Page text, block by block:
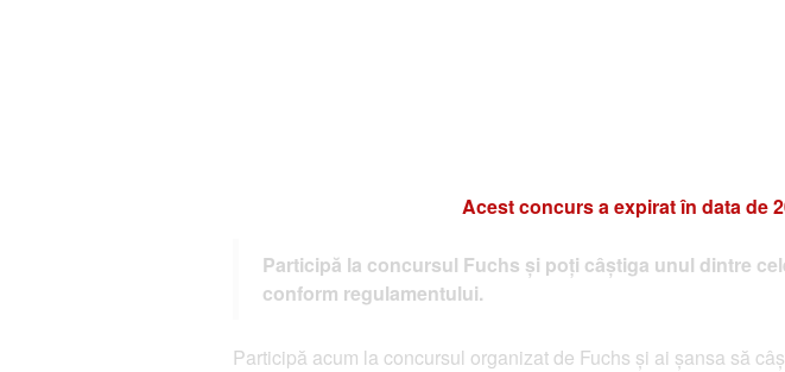
Acest concurs a expirat în data de
Participă la concursul Fuchs și poți câștiga unul dintre
conform regulamentului.
Participă acum la concursul organizat de Fuchs și ai șansa să